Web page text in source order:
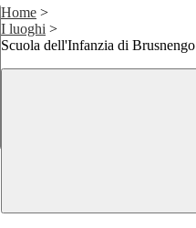
Home >
I luoghi >
Scuola dell'Infanzia di Brusnengo